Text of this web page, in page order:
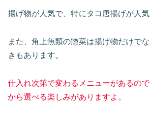
揚げ物が人気で、特にタコ唐揚げが人
また、角上魚類の惣菜は揚げ物だけで
きもあります。
仕入れ次第で変わるメニューがあるの
から選べる楽しみがありますよ。